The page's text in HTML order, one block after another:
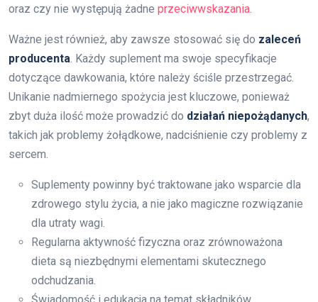
oraz czy nie występują żadne przeciwwskazania
Ważne jest również, aby zawsze stosować się do zaleceń
producenta . Każdy suplement ma swoje specyfikacje
dotyczące dawkowania, które należy ściśle przestrzegać.
Unikanie nadmiernego spożycia jest kluczowe, ponieważ
zbyt duża ilość może prowadzić do działań niepożądanych,
takich jak problemy żołądkowe, nadciśnienie czy problemy z
sercem.
Suplementy powinny być traktowane jako wsparcie dla
zdrowego stylu życia, a nie jako magiczne rozwiązanie
dla utraty wagi.
Regularna aktywność fizyczna oraz zrównoważona
dieta są niezbędnymi elementami skutecznego
odchudzania.
Świadomość i edukacja na temat składników